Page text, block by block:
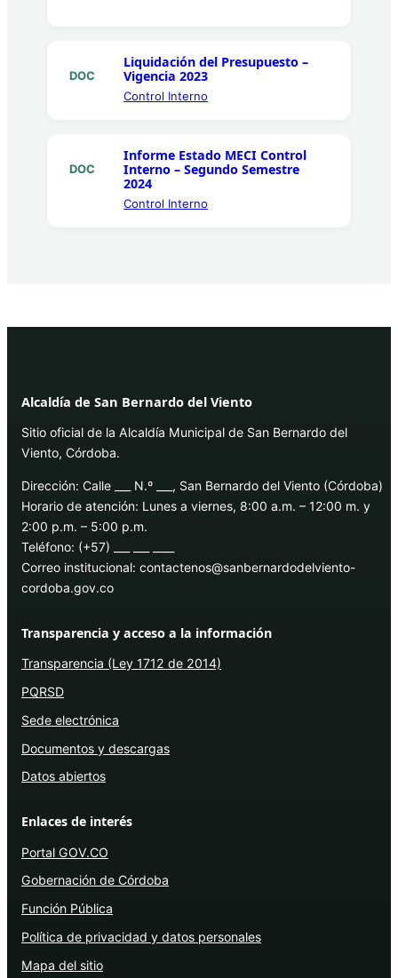
DOC
Liquidación del Presupuesto –
Vigencia 2023
Control Interno
DOC
Informe Estado MECI Control
Interno – Segundo Semestre
2024
Control Interno
Alcaldía de San Bernardo del Viento
Sitio oficial de la Alcaldía Municipal de San Bernardo del
Viento, Córdoba.
Dirección: Calle ___ N.º ___, San Bernardo del Viento (Córdoba)
Horario de atención: Lunes a viernes, 8:00 a.m. – 12:00 m. y
2:00 p.m. – 5:00 p.m.
Teléfono: (+57) ___ ___ ____
Correo institucional: contactenos@sanbernardodelviento-
cordoba.gov.co
Transparencia y acceso a la información
Transparencia (Ley 1712 de 2014)
PQRSD
Sede electrónica
Documentos y descargas
Datos abiertos
Enlaces de interés
Portal GOV.CO
Gobernación de Córdoba
Función Pública
Política de privacidad y datos personales
Mapa del sitio